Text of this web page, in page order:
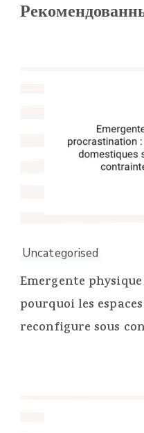
Uncategorised
Emergente
pourquoi les
reconfigure sous